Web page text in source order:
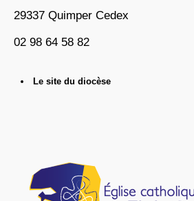
29337 Quimper Cedex
02 98 64 58 82
Le site du diocèse